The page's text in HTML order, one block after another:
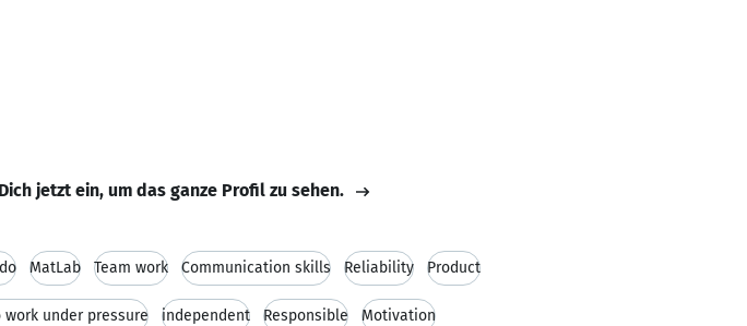
jetzt ein, um das ganze Profil zu sehen.
MatLab Team work Communication skills Reliability Product
under pressure independent Responsible Motivation